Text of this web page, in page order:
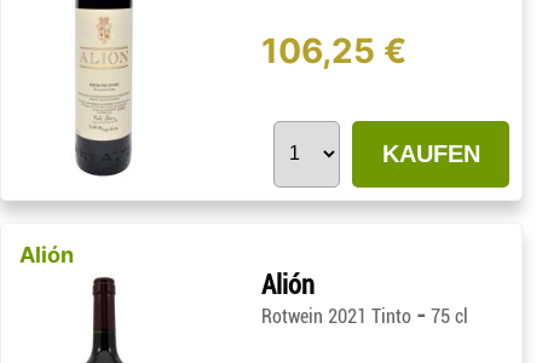
106,25 €
KAUFEN
Alión
Alión
Rotwein 2021 Tinto -75 cl